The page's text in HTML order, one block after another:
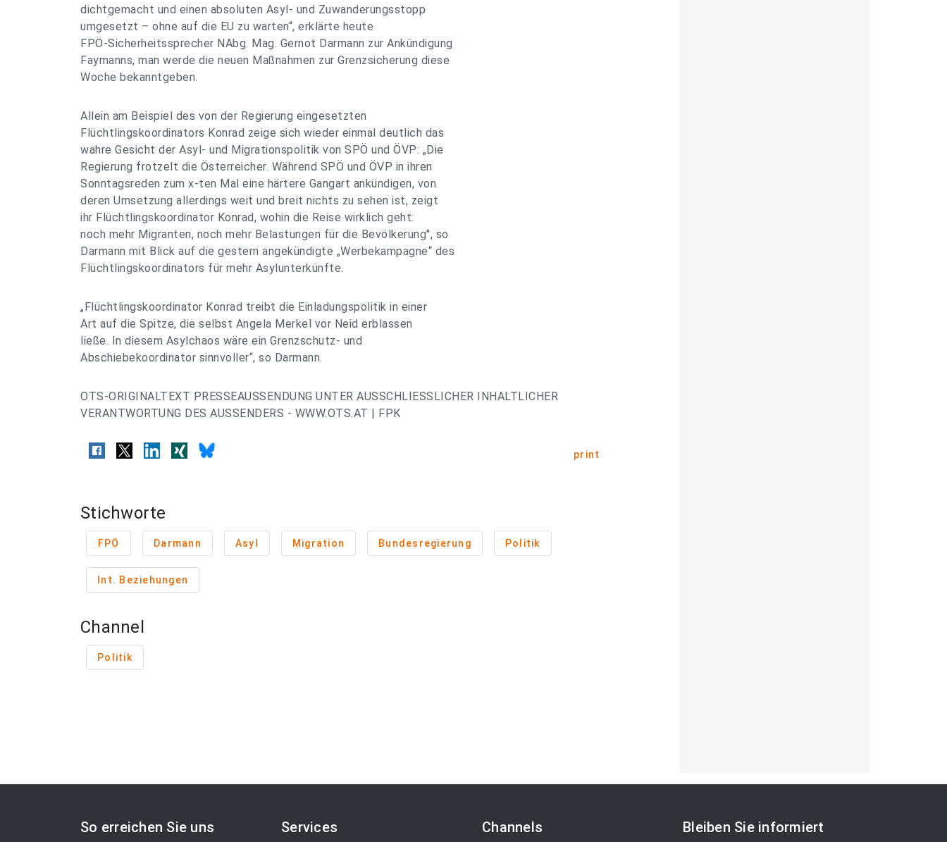
dichtgemacht und einen absoluten Asyl- und Zuwanderungsstopp
umgesetzt – ohne auf die EU zu warten“, erklärte heute
FPÖ-Sicherheitssprecher NAbg. Mag. Gernot Darmann zur Ankündigung
Faymanns, man werde die neuen Maßnahmen zur Grenzsicherung diese
Woche bekanntgeben.
Allein am Beispiel des von der Regierung eingesetzten
Flüchtlingskoordinators Konrad zeige sich wieder einmal deutlich das
wahre Gesicht der Asyl- und Migrationspolitik von SPÖ und ÖVP: „Die
Regierung frotzelt die Österreicher. Während SPÖ und ÖVP in ihren
Sonntagsreden zum x-ten Mal eine härtere Gangart ankündigen, von
deren Umsetzung allerdings weit und breit nichts zu sehen ist, zeigt
ihr Flüchtlingskoordinator Konrad, wohin die Reise wirklich geht:
noch mehr Migranten, noch mehr Belastungen für die Bevölkerung", so
Darmann mit Blick auf die gestern angekündigte „Werbekampagne“ des
Flüchtlingskoordinators für mehr Asylunterkünfte.
„Flüchtlingskoordinator Konrad treibt die Einladungspolitik in einer
Art auf die Spitze, die selbst Angela Merkel vor Neid erblassen
ließe. In diesem Asylchaos wäre ein Grenzschutz- und
Abschiebekoordinator sinnvoller“, so Darmann.
OTS-ORIGINALTEXT PRESSEAUSSENDUNG UNTER AUSSCHLIESSLICHER INHALTLICHER
VERANTWORTUNG DES AUSSENDERS - WWW.OTS.AT | FPK
print
Stichworte
FPÖ Darmann Asyl Migration Bundesregierung Politik
Int. Beziehungen
Channel
Politik
So erreichen Sie uns Services Channels Bleiben Sie informiert